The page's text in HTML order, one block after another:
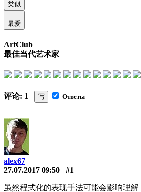
类似
最爱
ArtClub
最佳当代艺术家
评论: 1 写 Ответы
alex67
27.07.2017 09:50
#1
虽然程式化的表现手法可能会影响理